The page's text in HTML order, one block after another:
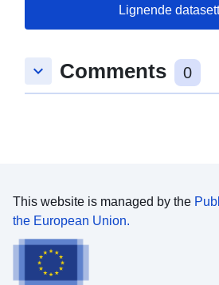
POS enthalten sind.Lignende datasett
keyboard_arrow_down Comments 0
This website is managed by the
the European Union.